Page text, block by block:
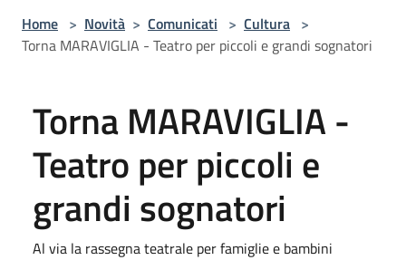
Home > Novità > Comunicati > Cultura >
Torna MARAVIGLIA - Teatro per piccoli e grandi sognatori
Torna MARAVIGLIA -
Teatro per piccoli e
grandi sognatori
Al via la rassegna teatrale per famiglie e bambini